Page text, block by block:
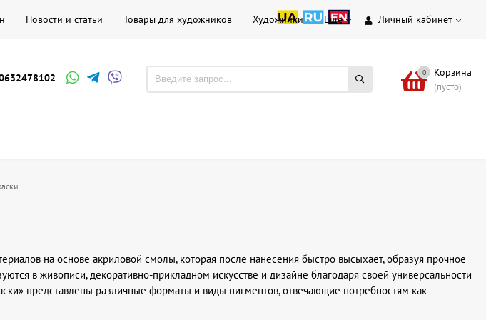
Личный кабинет
Новости и статьи Товары для художников Художники Еще
0 Корзина
(пусто)
на основе акриловой смолы, которая после нанесения быстро высыхает, образуя прочное
в живописи, декоративно-прикладном искусстве и дизайне благодаря своей универсальности
представлены различные форматы и виды пигментов, отвечающие потребностям как